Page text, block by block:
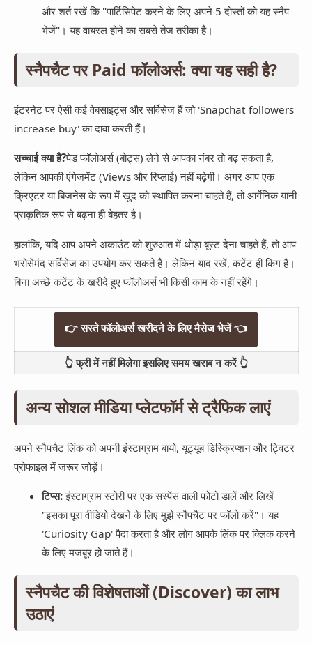
और शर्त रखें कि "पार्टिसिपेट करने के लिए अपने 5 दोस्तों को यह स्नैप
भेजें"। यह वायरल होने का सबसे तेज तरीका है।
स्नैपचैट पर Paid फॉलोअर्स: क्या यह सही है?
इंटरनेट पर ऐसी कई वेबसाइट्स और सर्विसेज हैं जो 'Snapchat followers
increase buy' का दावा करती हैं।
सच्चाई क्या है?पेड फॉलोअर्स (बोट्स) लेने से आपका नंबर तो बढ़ सकता है,
लेकिन आपकी एंगेजमेंट (Views और रिप्लाई) नहीं बढ़ेगी। अगर आप एक
क्रिएटर या बिजनेस के रूप में खुद को स्थापित करना चाहते हैं, तो आर्गेनिक यानी
प्राकृतिक रूप से बढ़ना ही बेहतर है।
हालांकि, यदि आप अपने अकाउंट को शुरुआत में थोड़ा बूस्ट देना चाहते हैं, तो आप
भरोसेमंद सर्विसेज का उपयोग कर सकते हैं। लेकिन याद रखें, कंटेंट ही किंग है।
बिना अच्छे कंटेंट के खरीदे हुए फॉलोअर्स भी किसी काम के नहीं रहेंगे।
👉 सस्ते फॉलोअर्स खरीदने के लिए मैसेज भेजें 👈
👆 फ्री में नहीं मिलेगा इसलिए समय खराब न करें 👆
अन्य सोशल मीडिया प्लेटफॉर्म से ट्रैफिक लाएं
अपने स्नैपचैट लिंक को अपनी इंस्टाग्राम बायो, यूट्यूब डिस्क्रिप्शन और ट्विटर
प्रोफाइल में जरूर जोड़ें।
टिप्स:इंस्टाग्राम स्टोरी पर एक सस्पेंस वाली फोटो डालें और लिखें
"इसका पूरा वीडियो देखने के लिए मुझे स्नैपचैट पर फॉलो करें"। यह
'Curiosity Gap' पैदा करता है और लोग आपके लिंक पर क्लिक करने
के लिए मजबूर हो जाते हैं।
स्नैपचैट की विशेषताओं (Discover) का लाभ
उठाएं